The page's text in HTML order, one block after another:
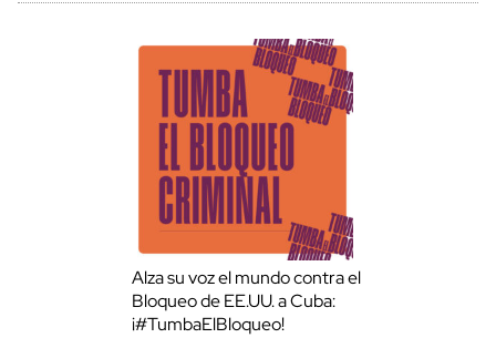
Alza su voz el mundo contra el
Bloqueo de EE.UU. a Cuba:
¡#TumbaElBloqueo!